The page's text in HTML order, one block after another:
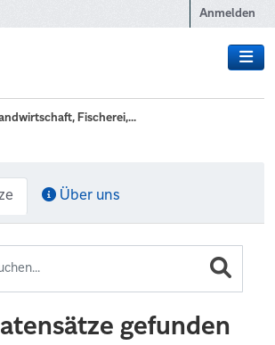
Anmelden
Fischerei,...
Über uns
gefunden